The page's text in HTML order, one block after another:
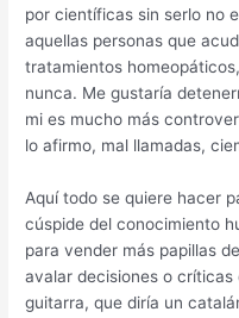
por científicas sin serlo no
aquellas personas que
tratamientos
nunca. Me gustaría
mi es mucho más
lo afirmo, mal llamadas,
Aquí todo se quiere hacer
cúspide del conocimiento
para vender más papillas
avalar decisiones o
guitarra, que diría un